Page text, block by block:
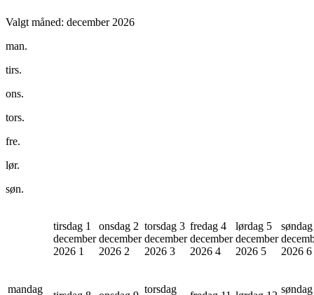
Valgt måned: december 2026
man.
tirs.
ons.
tors.
fre.
lør.
søn.
tirsdag 1
december
2026 1
onsdag 2
december
2026 2
torsdag 3
december
2026 3
fredag 4
december
2026 4
lørdag 5
december
2026 5
2026 6
mandag torsdag søndag